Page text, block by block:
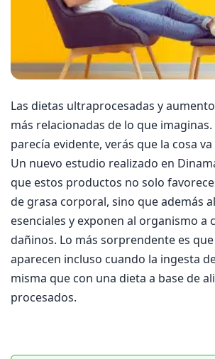
Las dietas ultraprocesadas y
más relacionadas de lo que imaginas.
parecía evidente, verás que la cosa
Un nuevo estudio realizado en
que estos productos no solo
de grasa corporal, sino que además
esenciales y exponen al organismo a
dañinos. Lo más sorprendente es
aparecen incluso cuando la ingesta
misma que con una dieta a base de
procesados.